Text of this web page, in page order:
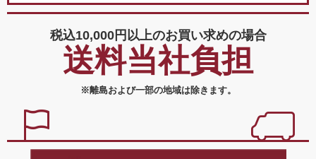
税込10,000円以上のお買い求めの場合
送料当社負担
※離島および一部の地域は除きます。